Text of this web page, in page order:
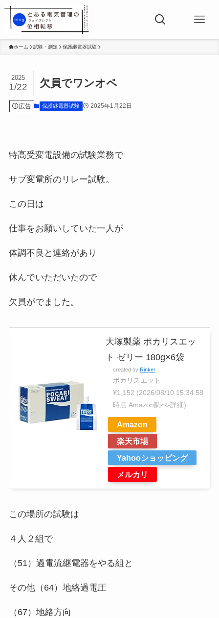
ホーム 試験・測定 保護継電器試験
欠員でワンオペ
2025
1/22
広告 保護継電器試験 2025年1月22日
特高受変電設備の試験業務で
サブ変電所のリレー試験。
この日は
仕事をお願いしていた一人が
体調不良と連絡があり
休んでいただいたので
欠員がでました。
大塚製薬 ポカリスエッ
ト ゼリー 180g×6袋
created by Rinker
ポカリスエット
¥1,152 (2026/08/10 15:34:58
時点 Amazon調べ-詳細)
Amazon
楽天市場
Yahooショッピング
メルカリ
この場所の試験は
４人２組で
（51）過電流継電器をやる組と
その他（64）地絡過電圧
（67）地絡方向